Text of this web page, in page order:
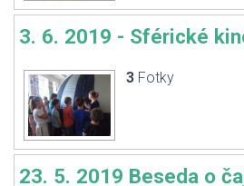
3. 6. 2019 - Sférické
3 Fotky
23. 5. 2019 Beseda o